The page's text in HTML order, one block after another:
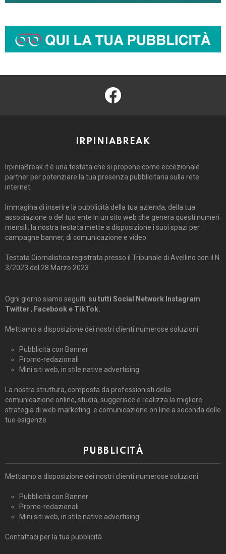
facebook
IRPINIABREAK
IrpiniaBreak.it è una testata che si propone come eccezionale
partner per potenziare la tua presenza pubblicitaria sulla rete
internet.
Immagina di inserire la pubblicità della tua azienda, della tua
associazione o del tuo ente in un sito web che genera questi numeri
mensili. la nostra testata mette a disposizione i suoi spazi per
campagne banner, di comunicazione e video.
Testata Giornalistica registrata presso il Tribunale di Avellino con il N.
3/2023 del 28 Marzo 2023
Ogni giorno siamo seguiti su tutti Social Network Instagram
Twitter , Facebook e TikTok.
Mettiamo a disposizione dei nostri clienti numerose soluzioni
Pubblicità con Banner
Promo-redazionali
Mini siti web, in stile native advertising.
La nostra struttura, composta da professionisti della
comunicazione online, studia, suggerisce e realizza la migliore
strategia di web marketing e comunicazione on line a seconda delle
tue esigenze.
PUBBLICITÀ
Mettiamo a disposizione dei nostri clienti numerose soluzioni
Pubblicità con Banner
Promo-redazionali
Mini siti web, in stile native advertising.
Contattaci per la tua pubblicità